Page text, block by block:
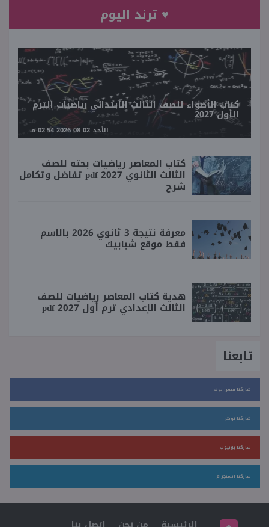
♥ ترند اليوم
كتاب الأضواء للصف الثالث الابتدائي رياضيات الترم
الأول 2027
الأحد 02-08-2026 02:54 مـ
كتاب المعاصر رياضيات بحته للصف
الثالث الثانوي 2027 pdf تفاضل وتكامل
شرح
معرفة نتيجة 3 ثانوي 2026 بالاسم
فقط موقع شبابيك
هدية كتاب المعاصر رياضيات للصف
الثالث الإعدادي ترم أول 2027 pdf
تابعنا
شاركنا فيس بوك
شاركنا تويتر
شاركنا يوتيوب
شاركنا انستجرام